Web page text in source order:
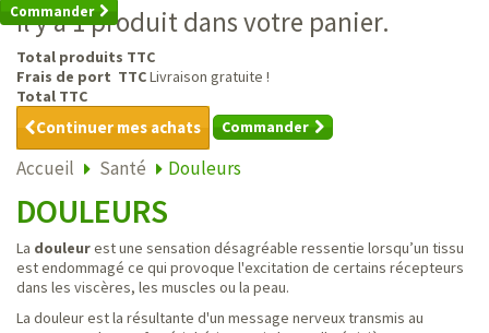
Commander
Il y a 1 produit dans votre panier.
Total produits TTC
Frais de port TTCLivraison gratuite !
Total TTC
Continuer mes achats Commander
Accueil Santé Douleurs
DOULEURS
La douleurest une sensation désagréable ressentie lorsqu’un tissu
est endommagé ce qui provoque l'excitation de certains récepteurs
dans les viscères, les muscles ou la peau.
La douleur est la résultante d'un message nerveux transmis au